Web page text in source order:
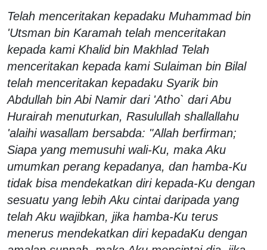
Telah menceritakan kepadaku Muhammad bin
'Utsman bin Karamah telah menceritakan
kepada kami Khalid bin Makhlad Telah
menceritakan kepada kami Sulaiman bin Bilal
telah menceritakan kepadaku Syarik bin
Abdullah bin Abi Namir dari 'Atho` dari Abu
Hurairah menuturkan, Rasulullah shallallahu
'alaihi wasallam bersabda: "Allah berfirman;
Siapa yang memusuhi wali-Ku, maka Aku
umumkan perang kepadanya, dan hamba-Ku
tidak bisa mendekatkan diri kepada-Ku dengan
sesuatu yang lebih Aku cintai daripada yang
telah Aku wajibkan, jika hamba-Ku terus
menerus mendekatkan diri kepadaKu dengan